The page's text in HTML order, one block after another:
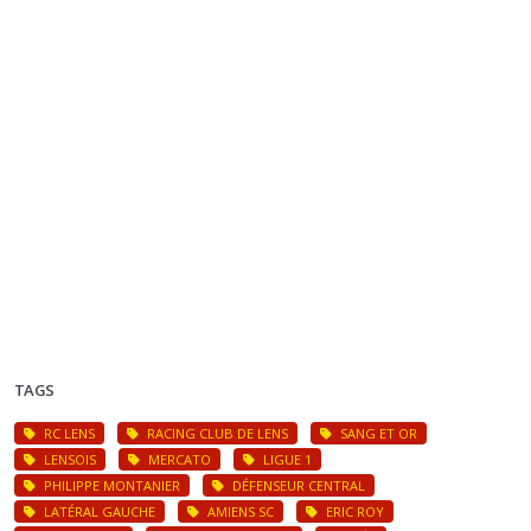
TAGS
RC LENS RACING CLUB DE LENS
SANG ET OR
LENSOIS
MERCATO
LIGUE 1
PHILIPPE MONTANIER
DÉFENSEUR CENTRAL
LATÉRAL GAUCHE
AMIENS SC
ERIC ROY